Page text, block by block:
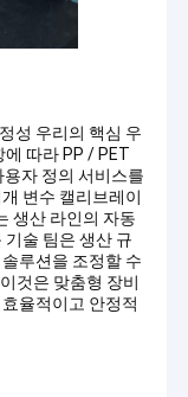
성 우리의 핵심 우
따라 PP / PET
자 정의 서비스를
변수 캘리브레이
생산 라인의 자동
술 팀은 생산 규
루션을 조정할 수
것은 맞춤형 장비
율적이고 안정적